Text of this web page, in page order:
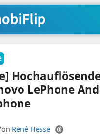
LePhone
René Hesse